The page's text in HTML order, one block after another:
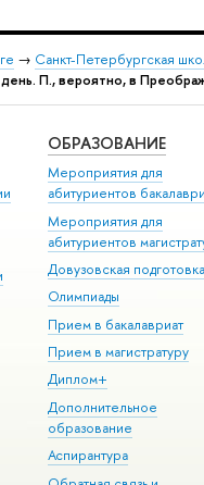
→ Санкт-Петербургская
П., вероятно, в
ОБРАЗОВАНИЕ
Мероприятия для
абитуриентов
Мероприятия для
абитуриентов
Довузовская подготовка
Олимпиады
Прием в бакалавриат
Прием в магистратуру
Диплом+
Дополнительное
образование
Аспирантура